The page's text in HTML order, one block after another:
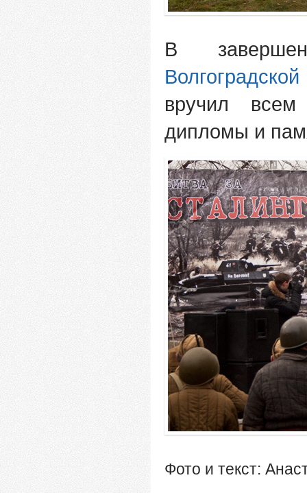
В
вручил всем
дипломы и
Фото и текст: